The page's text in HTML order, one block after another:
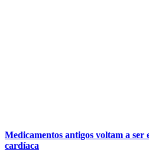
Medicamentos antigos voltam a ser
cardíaca